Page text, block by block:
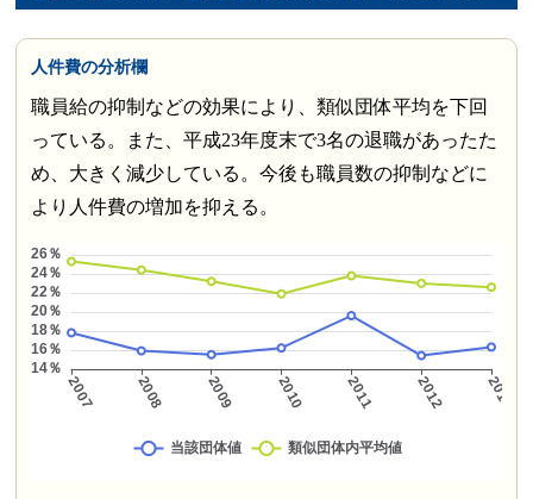
人件費の分析欄
職員給の抑制などの効果により、類似団体平均を下回
っている。また、平成23年度末で3名の退職があったた
め、大きく減少している。今後も職員数の抑制などに
より人件費の増加を抑える。